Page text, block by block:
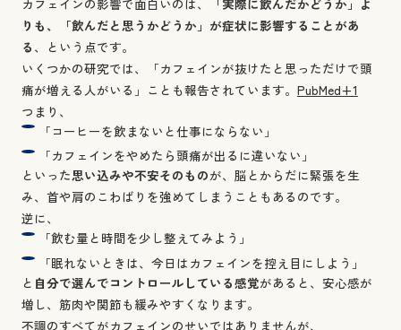
りも、「飲んだと思うかどうか」が症状に影響することがあ
る 、という点です。
いくつかの研究では、「カフェインが抜けたと思っただけで頭
痛が増える人がいる」ことも報告されています。 PubMed+1
つまり、
「コーヒーを飲まないと仕事にならない」
「カフェインをやめたら頭痛が出るに違いない」
といった思い込みや不安そのものが、脳とからだに緊張を生
み、首や肩のこわばりを強めてしまうこともあるのです。
逆に、
「飲む量と時間を少し整えてみよう」
「眠れないときは、今日はカフェインを控え目にしよう」
と 自分で選んでコントロールしている感覚があると、安心感が
増し、筋肉や関節も緩みやすくなります。
不調のすべてがカフェインのせいではありませんが、